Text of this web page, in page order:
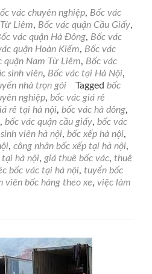
more
about
Bốc
vác
quận
Bắc
Từ
Liêm
vác chuyên nghiệp, Bốc vác
Liêm, Bốc vác quận Cầu Giấy,
vác quận Hà Đông, Bốc vác
quận Hoàn Kiếm, Bốc vác
quận Nam Từ Liêm, Bốc vác
sinh viên, Bốc vác tại Hà Nội,
nhà trọn gói Tagged bốc
nghiệp, bốc vác giá rẻ
rẻ tại hà nội, bốc vác hà đông,
, bốc vác quận cầu giấy, bốc vác
viên hà nội, bốc xếp hà nội,
, công nhân bốc xếp tại hà nội,
tại hà nội, giá thuê bốc vác, thuê
bốc vác tại hà nội, tuyển bốc
viên bốc hàng theo xe, việc làm